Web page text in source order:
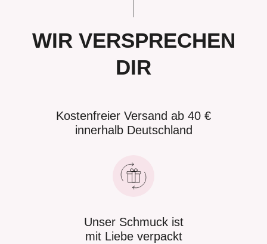
WIR VERSPRECHEN
DIR
Kostenfreier Versand ab 40 €
innerhalb Deutschland
Unser Schmuck ist
mit Liebe verpackt